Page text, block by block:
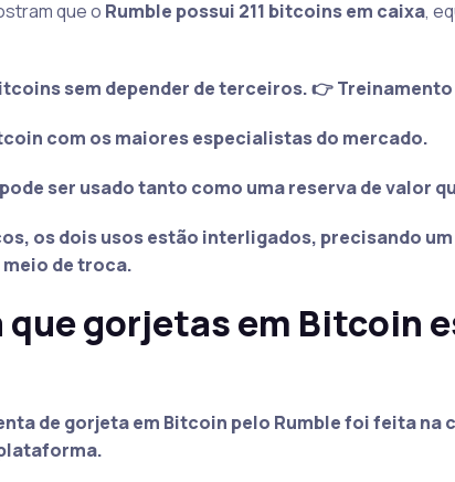
que o Rumble possui 211 bitcoins em caixa,
sem depender de terceiros. 👉
com os maiores especialistas do mercado.
ser usado tanto como uma reserva de valor
os dois usos estão interligados, precisando
de troca.
que gorjetas em Bitcoin
de gorjeta em Bitcoin pelo Rumble foi feita na